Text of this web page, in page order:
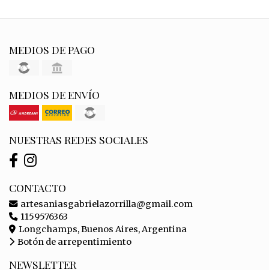
MEDIOS DE PAGO
MEDIOS DE ENVÍO
NUESTRAS REDES SOCIALES
CONTACTO
artesaniasgabrielazorrilla@gmail.com
1159576363
Longchamps, Buenos Aires, Argentina
Botón de arrepentimiento
NEWSLETTER